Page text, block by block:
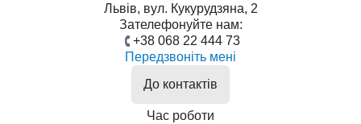
Львів, вул. Кукурудзяна, 2
Зателефонуйте нам:
+38 068 22 444 73
Передзвоніть мені
До контактів
Час роботи